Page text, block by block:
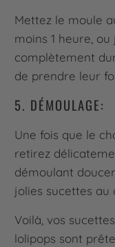
Mettez le moule
moins 1 heure,
complètement
de prendre leur
5. DÉMOULAGE:
Une fois que le
retirez
démoulant
jolies sucettes au
Voilà, vos
lolipops sont